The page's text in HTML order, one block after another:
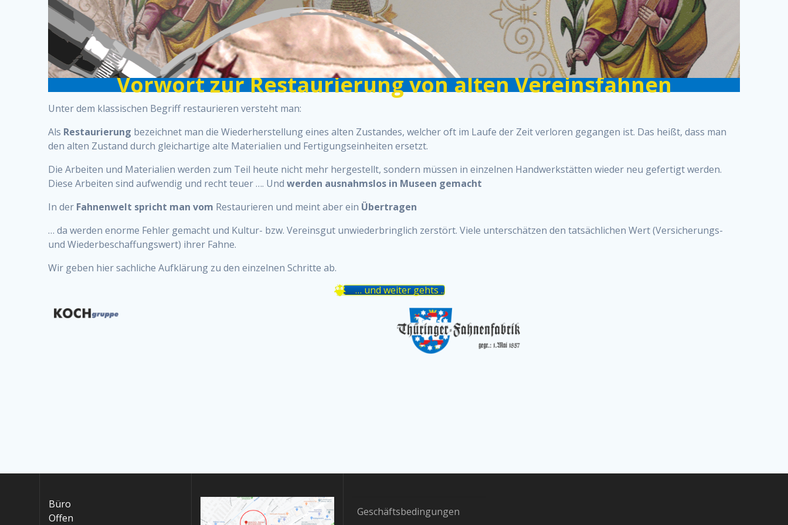
Vorwort zur Restaurierung von alten Vereinsfahnen
Unter dem klassischen Begriff restaurieren versteht man:
Als Restaurierung bezeichnet man die Wiederherstellung eines alten Zustandes, welcher oft im Laufe der Zeit verloren gegangen ist. Das heißt, dass man
den alten Zustand durch gleichartige alte Materialien und Fertigungseinheiten ersetzt.
Die Arbeiten und Materialien werden zum Teil heute nicht mehr hergestellt, sondern müssen in einzelnen Handwerkstätten wieder neu gefertigt werden.
Diese Arbeiten sind aufwendig und recht teuer …. Undwerden ausnahmslos in Museen gemacht
In der Fahnenwelt spricht man vom Restaurieren und meint aber ein Übertragen
… da werden enorme Fehler gemacht und Kultur- bzw. Vereinsgut unwiederbringlich zerstört. Viele unterschätzen den tatsächlichen Wert (Versicherungs-
und Wiederbeschaffungswert) ihrer Fahne.
Wir geben hier sachliche Aufklärung zu den einzelnen Schritte ab.
… und weiter gehts ..
Büro
Offen
Geschäftsbedingungen